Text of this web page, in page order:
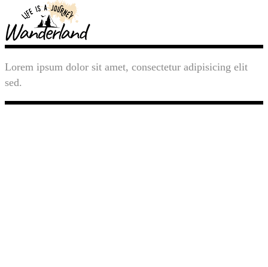
Lorem ipsum dolor sit amet, consectetur adipisicing elit
sed.